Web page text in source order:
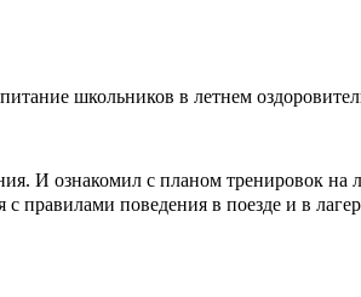
школьников в летнем
И ознакомил с планом тренировок на
правилами поведения в поезде и в